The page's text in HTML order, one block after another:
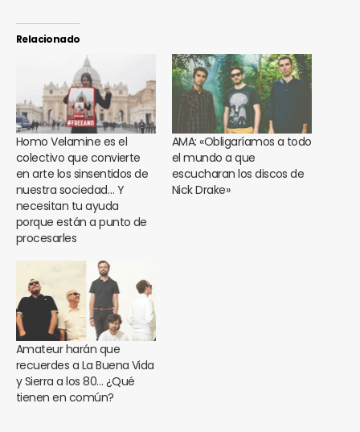
Relacionado
Homo Velamine es el
colectivo que convierte
en arte los sinsentidos de
nuestra sociedad… Y
necesitan tu ayuda
porque están a punto de
procesarles
AMA: «Obligaríamos a todo
el mundo a que
escucharan los discos de
Nick Drake»
Amateur harán que
recuerdes a La Buena Vida
y Sierra a los 80… ¿Qué
tienen en común?